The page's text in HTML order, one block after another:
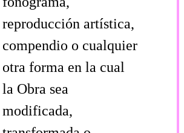
reproducción artística,
compendio o cualquier
otra forma en la cual
la Obra sea
modificada,